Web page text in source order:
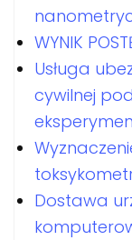
WYNIK
Usługa
cywilnej
Dostawa